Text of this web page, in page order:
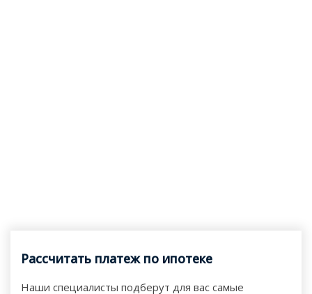
Рассчитать платеж по ипотеке
Наши специалисты подберут для вас самые